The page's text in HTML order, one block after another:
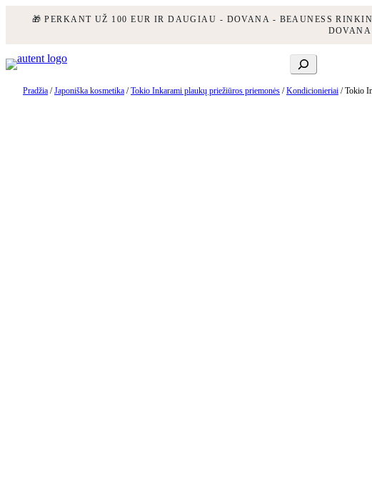
🎁 PERKANT UŽ 100 EUR IR DAUGIAU - DOVANA - BEAUNESS
prie
turinio
Ieškoti
Pradžia /Japoniška kosmetika /Tokio Inkarami plaukų priežiūros priemonės /Kondicionieriai / Tokio